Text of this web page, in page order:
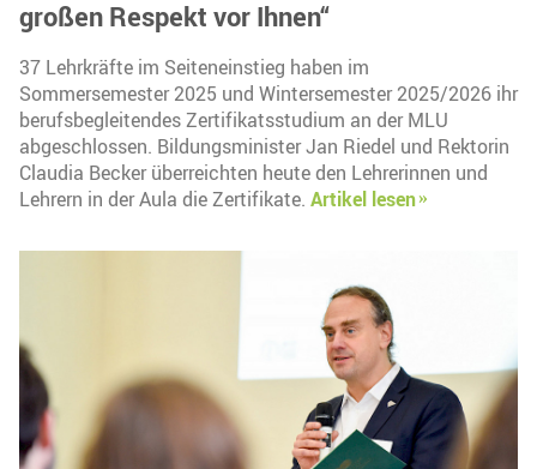
großen Respekt vor Ihnen“
37 Lehrkräfte im Seiteneinstieg haben im
Sommersemester 2025 und Wintersemester 2025/2026 ihr
berufsbegleitendes Zertifikatsstudium an der MLU
abgeschlossen. Bildungsminister Jan Riedel und Rektorin
Claudia Becker überreichten heute den Lehrerinnen und
Lehrern in der Aula die Zertifikate. Artikel lesen